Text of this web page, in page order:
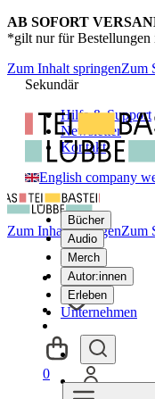
AB SOFORT
*gilt nur für Bestellungen
Zum Inhalt springenZum
Sekundär
Hilfe & Support
Newsletter
Kontakt
English company
Bücher
Audio
Merch
Autor:innen
Erleben
Unternehmen
Zum Inhalt springenZum
0